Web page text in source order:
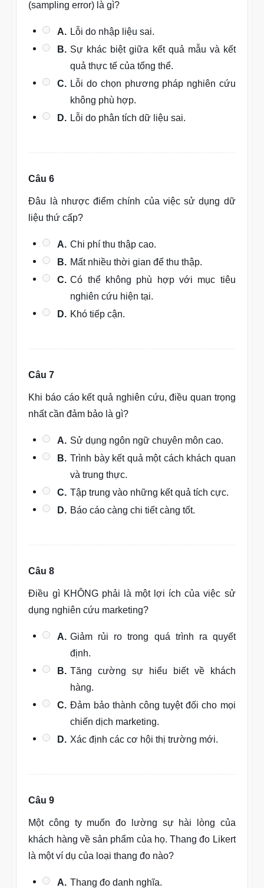
(sampling error) là gì?
A. Lỗi do nhập liệu sai.
B. Sự khác biệt giữa kết quả mẫu và kết
quả thực tế của tổng thể.
C. Lỗi do chọn phương pháp nghiên cứu
không phù hợp.
D. Lỗi do phân tích dữ liệu sai.
Câu 6
Đâu là nhược điểm chính của việc sử dụng dữ
liệu thứ cấp?
A. Chi phí thu thập cao.
B. Mất nhiều thời gian để thu thập.
C. Có thể không phù hợp với mục tiêu
nghiên cứu hiện tại.
D. Khó tiếp cận.
Câu 7
Khi báo cáo kết quả nghiên cứu, điều quan trọng
nhất cần đảm bảo là gì?
A. Sử dụng ngôn ngữ chuyên môn cao.
B. Trình bày kết quả một cách khách quan
và trung thực.
C. Tập trung vào những kết quả tích cực.
D. Báo cáo càng chi tiết càng tốt.
Câu 8
Điều gì KHÔNG phải là một lợi ích của việc sử
dụng nghiên cứu marketing?
A. Giảm rủi ro trong quá trình ra quyết
định.
B. Tăng cường sự hiểu biết về khách
hàng.
C. Đảm bảo thành công tuyệt đối cho mọi
chiến dịch marketing.
D. Xác định các cơ hội thị trường mới.
Câu 9
Một công ty muốn đo lường sự hài lòng của
khách hàng về sản phẩm của họ. Thang đo Likert
là một ví dụ của loại thang đo nào?
A. Thang đo danh nghĩa.